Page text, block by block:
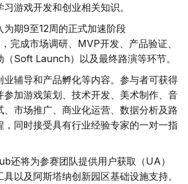
游戏开发和创业相关知识。
为期9至12周的正式加速阶段
完成市场调研、MVP开发、产品验证、
（Soft Launch）以及最终路演等环节。
业辅导和产品孵化等内容。参与者可获得
参加游戏策划、技术开发、美术制作、音
、市场推广、商业化运营、数据分析及路
，同时接受具有行业经验专家的一对一指
还将为参赛团队提供用户获取（UA）
以及阿斯塔纳创新园区基础设施支持。